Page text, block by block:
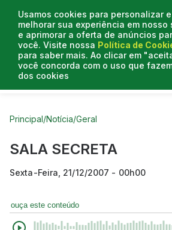
Usamos cookies para personalizar e
melhorar sua experiência em nosso
e aprimorar a oferta de anúncios
você. Visite nossa Política de
para saber mais. Ao clicar em
você concorda com o uso que
dos cookies
Curtas do Poder
Principal/Notícia/Geral
SALA SECRETA
Sexta-Feira, 21/12/2007 - 00h00
ouça este conteúdo